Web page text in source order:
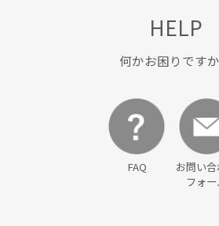
HELP
何かお困りです
FAQ
お問い
フォー